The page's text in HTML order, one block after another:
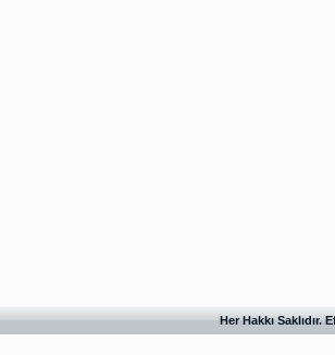
Her Hakkı Saklıdır.